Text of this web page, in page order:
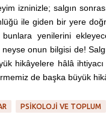
izninizle; salgın
ile giden bir yere
bunlara yenilerini
onun bilgisi de!
hikâyelere hâlâ
de başka büyük
PSIKOLOJI VE TOPLUM